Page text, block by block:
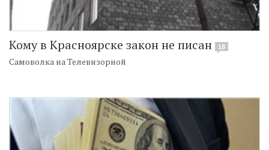
Кому в Красноярске закон не писан 18
Самоволка на Телевизорной